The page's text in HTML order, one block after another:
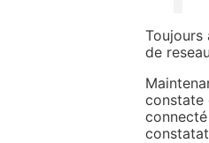
Toujours
de
constate